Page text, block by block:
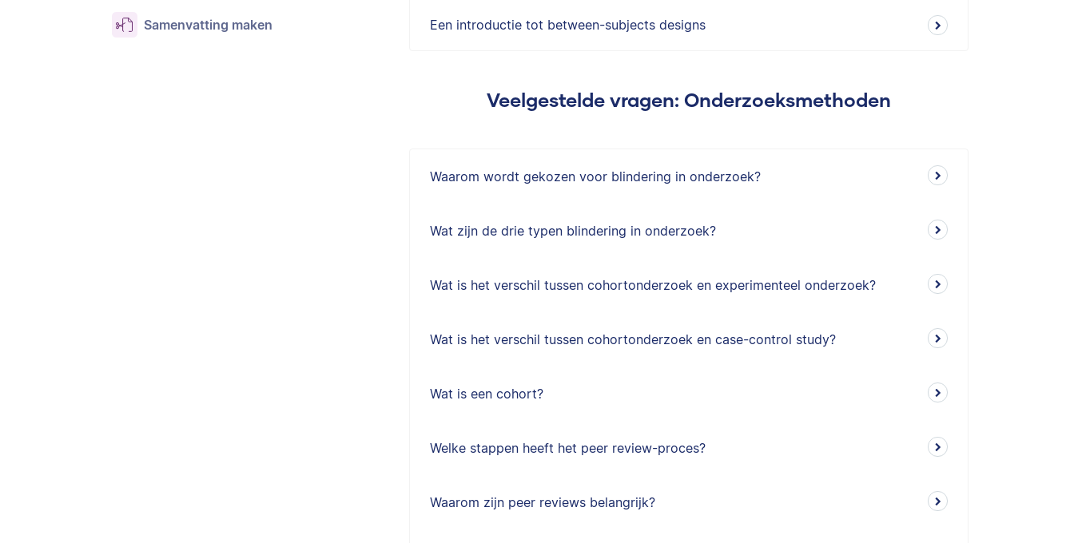
Samenvatting maken Een introductie tot between-subjects designs
Veelgestelde vragen: Onderzoeksmethoden
Waarom wordt gekozen voor blindering in onderzoek?
Wat zijn de drie typen blindering in onderzoek?
Wat is het verschil tussen cohortonderzoek en experimenteel onderzoek?
Wat is het verschil tussen cohortonderzoek en case-control study?
Wat is een cohort?
Welke stappen heeft het peer review-proces?
Waarom zijn peer reviews belangrijk?